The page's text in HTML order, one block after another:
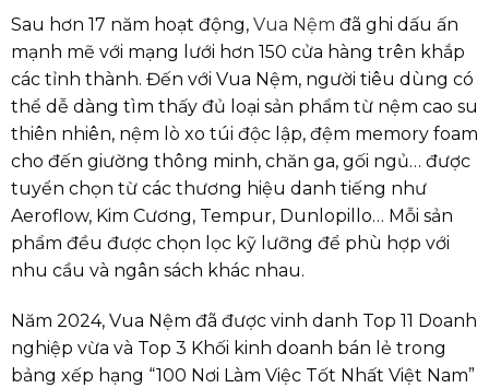
Sau hơn 17 năm hoạt động, Vua Nệm đã ghi dấu ấn
mạnh mẽ với mạng lưới hơn 150 cửa hàng trên khắp
các tỉnh thành. Đến với Vua Nệm, người tiêu dùng có
thể dễ dàng tìm thấy đủ loại sản phẩm từ nệm cao su
thiên nhiên, nệm lò xo túi độc lập, đệm memory foam
cho đến giường thông minh, chăn ga, gối ngủ… được
tuyển chọn từ các thương hiệu danh tiếng như
Aeroflow, Kim Cương, Tempur, Dunlopillo… Mỗi sản
phẩm đều được chọn lọc kỹ lưỡng để phù hợp với
nhu cầu và ngân sách khác nhau.
Năm 2024, Vua Nệm đã được vinh danh Top 11 Doanh
nghiệp vừa và Top 3 Khối kinh doanh bán lẻ trong
bảng xếp hạng “100 Nơi Làm Việc Tốt Nhất Việt Nam”